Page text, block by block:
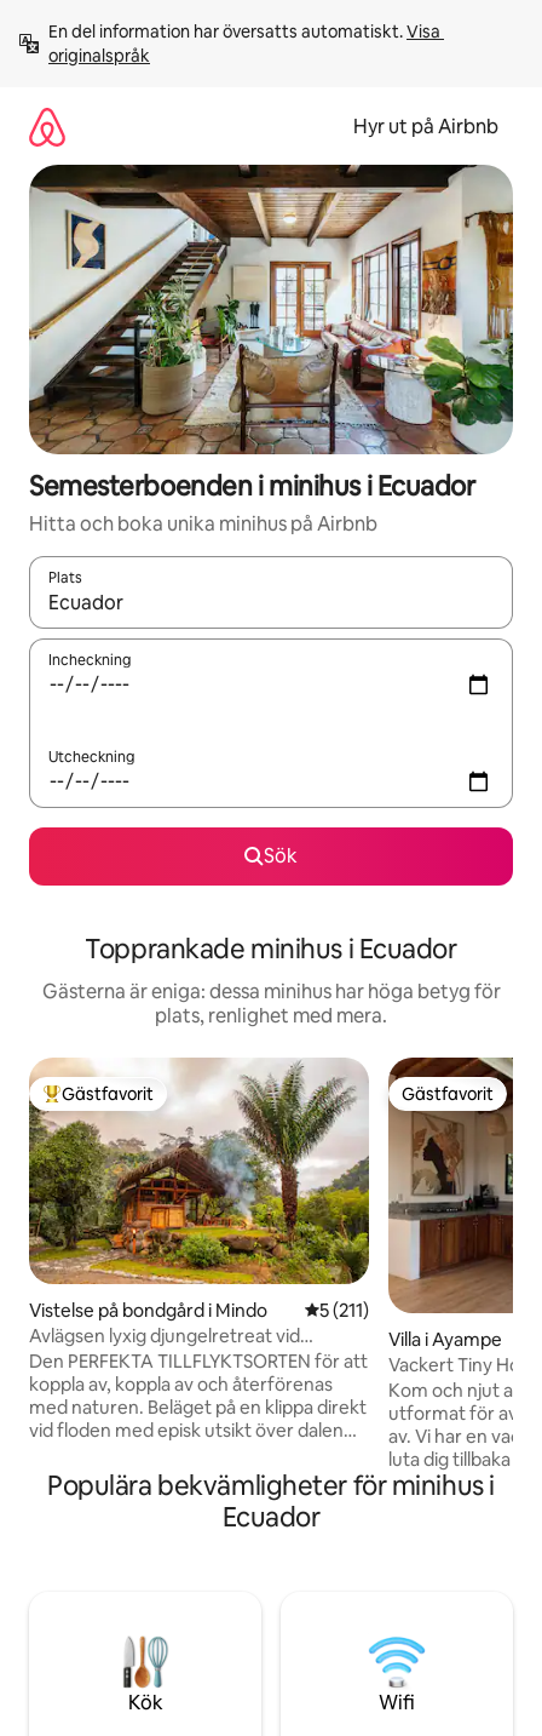
innehåll
En del information har översatts automatiskt. Visa
originalspråk
Hyr ut på Airbnb
Semesterboenden i minihus i Ecuador
Hitta och boka unika minihus på Airbnb
Plats
När resultaten är tillgängliga kan du navigera med upp- och
Incheckning
Utcheckning
Sök
Topprankade minihus i Ecuador
Gästerna är eniga: dessa minihus har höga betyg för
plats, renlighet med mera.
Populär gästfavorit
Gästfavorit
Vistelse på bondgård i Mindo 5 av 5 i genomsnittligt
5 (211)
Avlägsen lyxig djungelretreat vid
floden/bondgårdsboende
Den PERFEKTA TILLFLYKTSORTEN för att
koppla av, koppla av och återförenas
med naturen. Beläget på en klippa direkt
vid floden med episk utsikt över dalen
soldriven, säker, bekväm och lyxig.
Designad och handbyggd av ägarna,
River Cabin är det ENDA BOENDET på
ÄR 35 MINUTERS KÖRNING FRÅN
Gästfavorit
Gästfavorit
Villa i Ayampe
Vackert Tiny
trädgården #3
Kom och njut av
utformat för
av. Vi har en vacker terrass där du kan
luta dig tillbaka
medan du njuter
Ayampe ❤️
också de
boende möjligt.
Populära bekvämligheter för minihus i
Ecuador
Kök Wifi